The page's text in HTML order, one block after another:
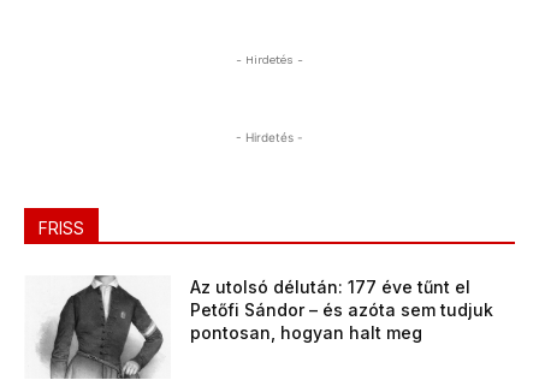
- Hirdetés -
- Hirdetés -
FRISS
Az utolsó délután: 177 éve tűnt el
Petőfi Sándor – és azóta sem tudjuk
pontosan, hogyan halt meg